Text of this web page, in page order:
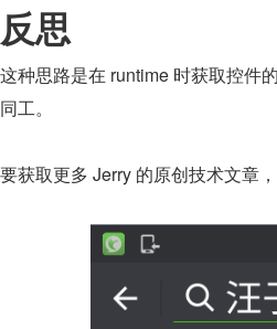
反思
这种思路是在 runtime 时获取控件
同工。
要获取更多 Jerry 的原创技术文章